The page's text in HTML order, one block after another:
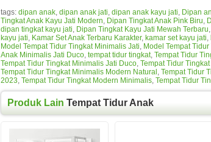
tags: dipan anak, dipan anak jati, dipan anak kayu jati, Dipan
Tingkat Anak Kayu Jati Modern, Dipan Tingkat Anak Pink Biru,
dipan tingkat kayu jati, Dipan Tingkat Kayu Jati Mewah Terbaru,
kayu jati, Kamar Set Anak Terbaru Karakter, kamar set kayu jati,
Model Tempat Tidur Tingkat Minimalis Jati, Model Tempat
Anak Minimalis Jati Duco, tempat tidur tingkat, Tempat Tidur
Tempat Tidur Tingkat Minimalis Jati Duco, Tempat Tidur
Tempat Tidur Tingkat Minimalis Modern Natural , Tempat Tidur
2023, Tempat Tidur Tingkat Modern Minimalis, Tempat Tidur
Produk Lain Tempat Tidur Anak